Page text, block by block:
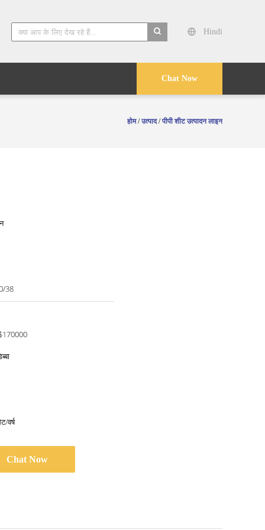
Hindi
Chat Now
होम /उत्पाद/पीपी शीट उत्पादन लाइन
38
वर्ष
Chat Now